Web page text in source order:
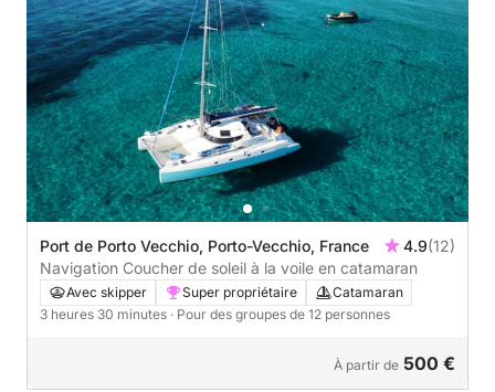
Port de Porto Vecchio, Porto-Vecchio, France 4.9(12)
Navigation Coucher de soleil à la voile en catamaran
Avec skipper Super propriétaire
Catamaran
3 heures 30 minutes · Pour des groupes de 12 personnes
À partir de 500 €